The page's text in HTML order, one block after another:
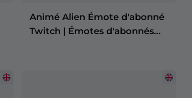
Animé Alien Émote d'abonné
Twitch | Émotes d'abonnés